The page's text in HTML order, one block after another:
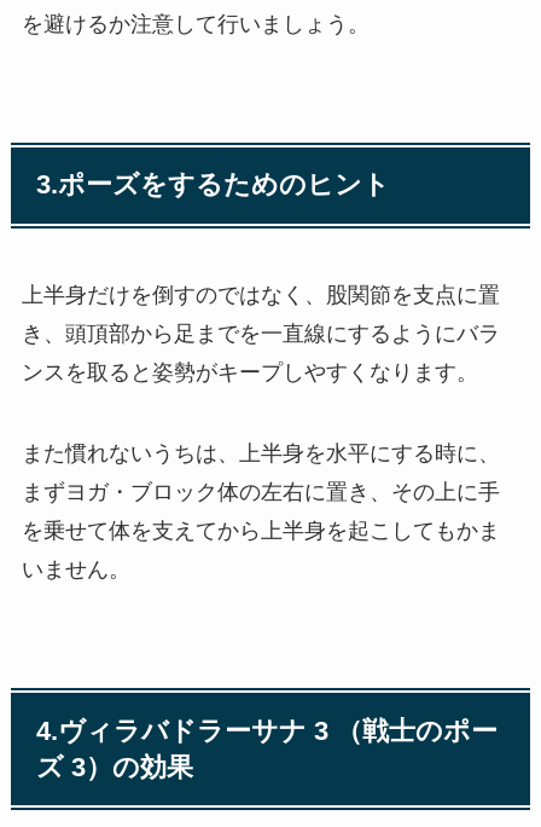
を避けるか注意して行いましょう。
3.ポーズをするためのヒント
上半身だけを倒すのではなく、股関節を支点に置
き、頭頂部から足までを一直線にするようにバラ
ンスを取ると姿勢がキープしやすくなります。
また慣れないうちは、上半身を水平にする時に、
まずヨガ・ブロック体の左右に置き、その上に手
を乗せて体を支えてから上半身を起こしてもかま
いません。
4.ヴィラバドラーサナ 3 （戦士のポー
ズ 3）の効果